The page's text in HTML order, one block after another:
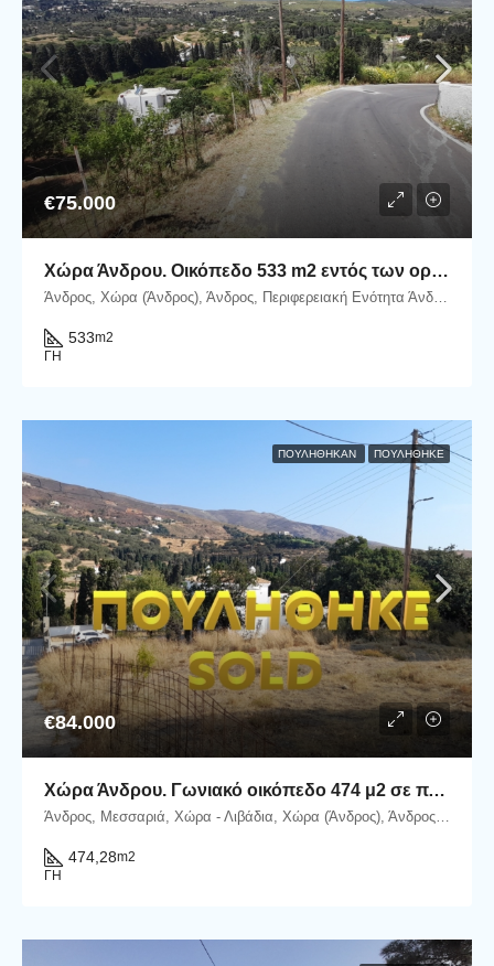
€75.000
Χώρα Άνδρου. Οικόπεδο 533 m2 εντός των ορίων του οικισμού προσβάσιμο με αυτοκίνητο.
Άνδρος, Χώρα (Άνδρος), Άνδρος, Περιφερειακή Ενότητα Άνδρου, Περιφέρεια Νοτίου Αιγαίου, Αποκεντρωμένη Διοίκηση Αιγαίου, Ελλάδα
533m2
ΓΗ
ΠΟΥΛΉΘΗΚΑΝ ΠΟΥΛΗΘΗΚΕ
€84.000
Χώρα Άνδρου. Γωνιακό οικόπεδο 474 μ2 σε πλεονεκτική θέση.
Άνδρος, Μεσσαριά, Χώρα - Λιβάδια, Χώρα (Άνδρος), Άνδρος, Δήμος Άνδρου, Περιφερειακή Ενότητα Άνδρου, Περιφέρεια Νοτίου Αιγαίου, Αποκεντρωμένη Διοίκηση Αιγαίου, 845 00, Ελλάδα
474,28m2
ΓΗ